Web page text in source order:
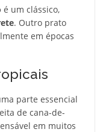
é um clássico,
. Outro prato
em épocas
parte essencial
de cana-de-
em muitos